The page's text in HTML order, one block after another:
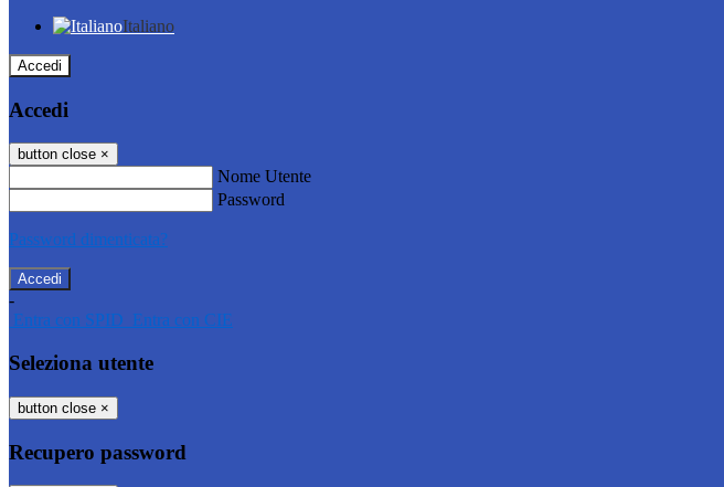
Italiano
Accedi
Accedi
button close ×
Nome Utente
Password
Password dimenticata?
-
Entra con SPID Entra con CIE
Seleziona utente
button close ×
Recupero password